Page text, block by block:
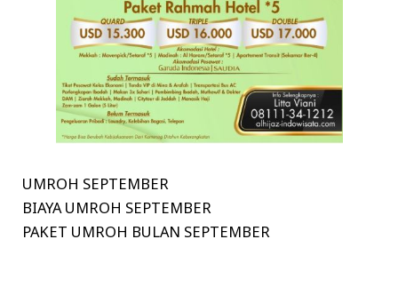
UMROH SEPTEMBER
BIAYA UMROH SEPTEMBER
PAKET UMROH BULAN SEPTEMBER